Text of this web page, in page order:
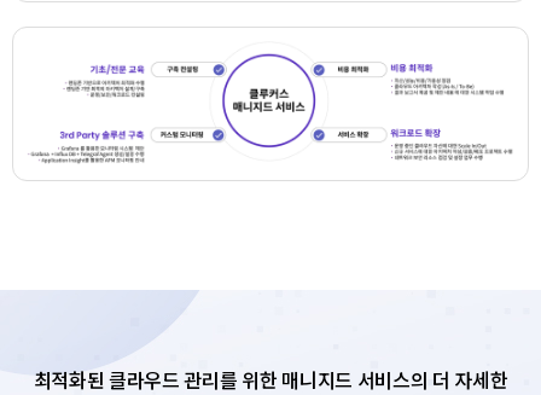
최적화된 클라우드 관리를 위한 매니지드 서비스의 더 자세한